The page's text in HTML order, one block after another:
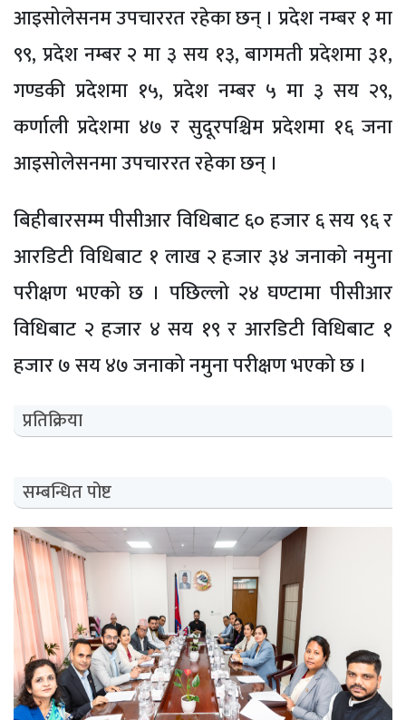
आइसोलेसनम उपचाररत रहेका छन् । प्रदेश नम्बर १ मा
९९, प्रदेश नम्बर २ मा ३ सय १३, बागमती प्रदेशमा ३१,
गण्डकी प्रदेशमा १५, प्रदेश नम्बर ५ मा ३ सय २९,
कर्णाली प्रदेशमा ४७ र सुदूरपश्चिम प्रदेशमा १६ जना
आइसोलेसनमा उपचाररत रहेका छन् ।
बिहीबारसम्म पीसीआर विधिबाट ६० हजार ६ सय ९६ र
आरडिटी विधिबाट १ लाख २ हजार ३४ जनाको नमुना
परीक्षण भएको छ । पछिल्लो २४ घण्टामा पीसीआर
विधिबाट २ हजार ४ सय १९ र आरडिटी विधिबाट १
हजार ७ सय ४७ जनाको नमुना परीक्षण भएको छ ।
प्रतिक्रिया
सम्बन्धित पोष्ट